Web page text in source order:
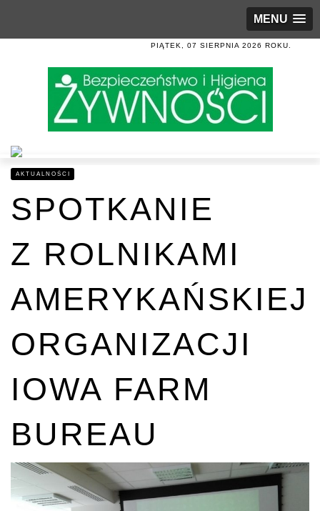
MENU
PIĄTEK, 07 SIERPNIA 2026 ROKU.
AKTUALNOŚCI
SPOTKANIE
Z ROLNIKAMI
AMERYKAŃSKIEJ
ORGANIZACJI
IOWA FARM
BUREAU